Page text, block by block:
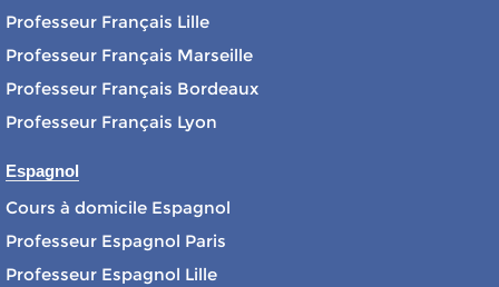
Professeur Français Lille
Professeur Français Marseille
Professeur Français Bordeaux
Professeur Français Lyon
Espagnol
Cours à domicile Espagnol
Professeur Espagnol Paris
Professeur Espagnol Lille